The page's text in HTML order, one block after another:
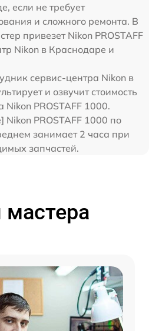
если не требует
и сложного ремонта. В
привезет Nikon PROSTAFF
Nikon в Краснодаре и
сервис-центра Nikon в
и озвучит стоимость
PROSTAFF 1000.
PROSTAFF 1000 по
занимает 2 часа при
запчастей.